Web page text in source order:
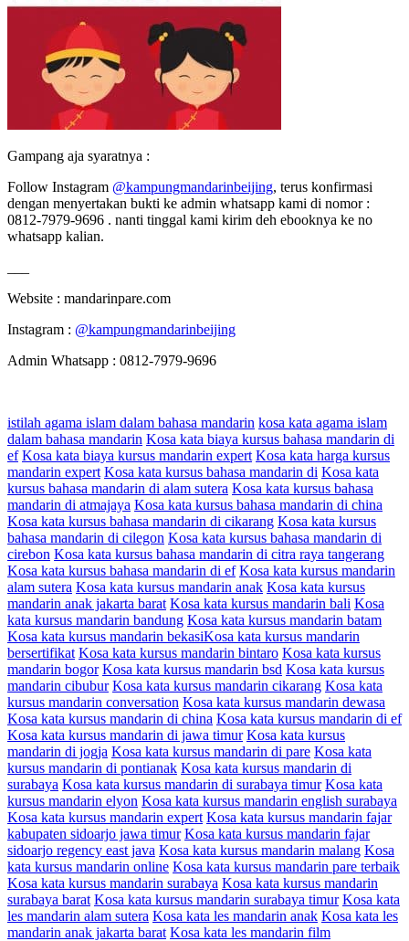
Gampang aja syaratnya :
Follow Instagram @kampungmandarinbeijing, terus konfirmasi
dengan menyertakan bukti ke admin whatsapp kami di nomor :
0812-7979-9696 . nanti tinggal kami kirim deh ebooknya ke no
whatsapp kalian.
Website : mandarinpare.com
Instagram : @kampungmandarinbeijing
Admin Whatsapp : 0812-7979-9696
istilah agama islam dalam bahasa mandarin kosa kata agama islam
dalam bahasa mandarin Kosa kata biaya kursus bahasa mandarin di
ef Kosa kata biaya kursus mandarin expert Kosa kata harga kursus
mandarin expert Kosa kata kursus bahasa mandarin di Kosa kata
kursus bahasa mandarin di alam sutera Kosa kata kursus bahasa
mandarin di atmajaya Kosa kata kursus bahasa mandarin di china
Kosa kata kursus bahasa mandarin di cikarang Kosa kata kursus
bahasa mandarin di cilegon Kosa kata kursus bahasa mandarin di
cirebon Kosa kata kursus bahasa mandarin di citra raya tangerang
Kosa kata kursus bahasa mandarin di ef Kosa kata kursus mandarin
alam sutera Kosa kata kursus mandarin anak Kosa kata kursus
mandarin anak jakarta barat Kosa kata kursus mandarin bali Kosa
kata kursus mandarin bandung Kosa kata kursus mandarin batam
Kosa kata kursus mandarin bekasiKosa kata kursus mandarin
bersertifikat Kosa kata kursus mandarin bintaro Kosa kata kursus
mandarin bogor Kosa kata kursus mandarin bsd Kosa kata kursus
mandarin cibubur Kosa kata kursus mandarin cikarang Kosa kata
kursus mandarin conversation Kosa kata kursus mandarin dewasa
Kosa kata kursus mandarin di china Kosa kata kursus mandarin di ef
Kosa kata kursus mandarin di jawa timur Kosa kata kursus
mandarin di jogja Kosa kata kursus mandarin di pare Kosa kata
kursus mandarin di pontianak Kosa kata kursus mandarin di
surabaya Kosa kata kursus mandarin di surabaya timur Kosa kata
kursus mandarin elyon Kosa kata kursus mandarin english surabaya
Kosa kata kursus mandarin expert Kosa kata kursus mandarin fajar
kabupaten sidoarjo jawa timur Kosa kata kursus mandarin fajar
sidoarjo regency east java Kosa kata kursus mandarin malang Kosa
kata kursus mandarin online Kosa kata kursus mandarin pare terbaik
Kosa kata kursus mandarin surabaya Kosa kata kursus mandarin
surabaya barat Kosa kata kursus mandarin surabaya timur Kosa kata
les mandarin alam sutera Kosa kata les mandarin anak Kosa kata les
mandarin anak jakarta barat Kosa kata les mandarin film